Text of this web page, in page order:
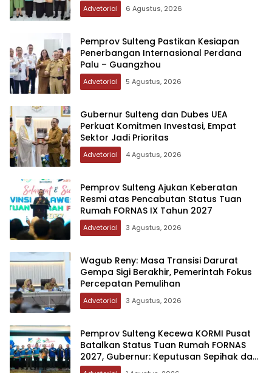
Advetorial 6 Agustus, 2026
Pemprov Sulteng Pastikan Kesiapan
Penerbangan Internasional Perdana
Palu – Guangzhou
Advetorial 5 Agustus, 2026
Gubernur Sulteng dan Dubes UEA
Perkuat Komitmen Investasi, Empat
Sektor Jadi Prioritas
Advetorial 4 Agustus, 2026
Pemprov Sulteng Ajukan Keberatan
Resmi atas Pencabutan Status Tuan
Rumah FORNAS IX Tahun 2027
Advetorial 3 Agustus, 2026
Wagub Reny: Masa Transisi Darurat
Gempa Sigi Berakhir, Pemerintah Fokus
Percepatan Pemulihan
Advetorial 3 Agustus, 2026
Pemprov Sulteng Kecewa KORMI Pusat
Batalkan Status Tuan Rumah FORNAS
2027, Gubernur: Keputusan Sepihak dan
Tanpa Koordinasi